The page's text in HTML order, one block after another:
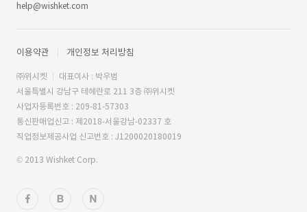
help@wishket.com
이용약관 개인정보 처리방침
㈜위시켓
대표이사 : 박우범
서울특별시 강남구 테헤란로 211 3층 ㈜위시켓
사업자등록번호 : 209-81-57303
통신판매업신고 : 제2018-서울강남-02337 호
직업정보제공사업 신고번호 : J1200020180019
© 2013 Wishket Corp.